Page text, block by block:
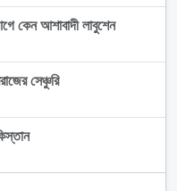
কেন আশাবাদী লাবুশেন
সেঞ্চুরি